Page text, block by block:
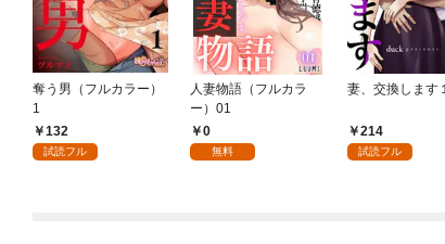
奪う男（フルカラー）
1
132
試読フル
人妻物語（フルカラ
ー）01
0
無料
妻、交換します１
214
試読フル